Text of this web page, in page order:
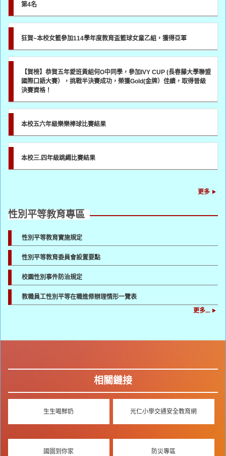
第4名
狂賀~本校女籃參加114學年度教育盃籃球女童乙組，獲得亞軍
【賀榜】恭賀五年愛班黃組何O中同學，參加IVY CUP (長春藤大學聯盟
國際口語大賽），挑戰半決賽成功，榮獲Gold(金牌）佳績，取得晉級
決賽資格！
本校五六年級樂樂棒球比賽結果
本校三.四年級跳繩比賽結果
更多
性別平等教育專區
性別平等教育實施規定
性別平等教育委員會設置要點
校園性別事件防治規定
教職員工性別平等在職進修辦理情形一覽表
更多...
相關鏈接
生生喝鮮奶 光仁小學交通安全教育網
國圖到你家 防災專區